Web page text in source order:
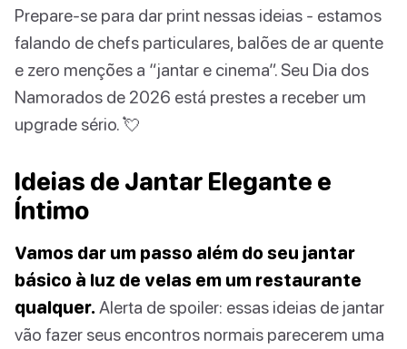
Prepare-se para dar print nessas ideias - estamos
falando de chefs particulares, balões de ar quente
e zero menções a “jantar e cinema”. Seu Dia dos
Namorados de 2026 está prestes a receber um
upgrade sério. 💘
Ideias de Jantar Elegante e
Íntimo
Vamos dar um passo além do seu jantar
básico à luz de velas em um restaurante
qualquer. Alerta de spoiler: essas ideias de jantar
vão fazer seus encontros normais parecerem uma